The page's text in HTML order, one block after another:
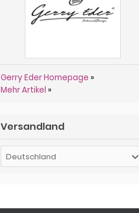
Gerry Eder Homepage »
Mehr Artikel »
Versandland
Deutschland